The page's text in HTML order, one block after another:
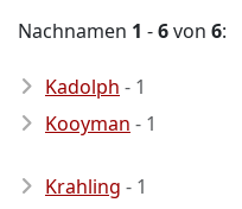
Nachnamen 1 -6von 6:
Kadolph - 1
Kooyman - 1
Krahling - 1